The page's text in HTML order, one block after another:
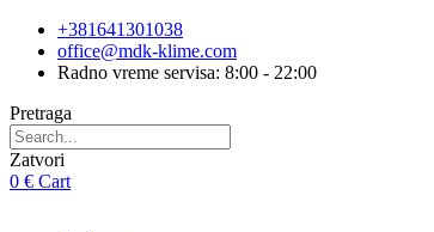
Skip
content
+381641301038
office@mdk-klime.com
Radno vreme servisa: 8:00 - 22:00
Pretraga
Zatvori
0 € Cart